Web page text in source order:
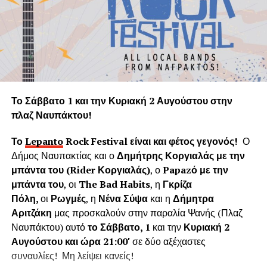
Ναυπάκτου καταστρέφεται με την αλόγιστη κοπή δεκάδων
υγιών δένδρων τη στιγμή που ακόμα και ένα θεωρείται
πολύτιμο και είναι αναντικατάστατη μονάδα του φυσικού
πνεύμονα της Γης.
Η «Εφορεία Αρχαιοτήτων Αιτωλοακαρνανίας και
Λευκάδας» υποστηρίζει ψευδώς ότι τα δέντρα που
κόπηκαν δημιουργούσαν προβλήματα στο τείχος του
ενετικού κάστρου. Όμως τα δέντρα του κάστρου
προέρχονται από τις δεντροφυτεύσεις που έγιναν
νομίμως από το 1914 έως το 1939 (έγκριση από το
Υπουργείο Εσωτερικών και κατόπιν από το Υπουργείο
Γεωργίας υπό την γραμματεία του Ιωάννη Μπρικόλα) και
βρίσκονται σε απόσταση ασφαλείας από τα τείχη.
Συνεπώς πολλά από τα δέντρα έχουν ηλικία άνω των 100
ετών χωρίς να έχει αναφερθεί κάποιο πρόβλημα στη
στατικότητα των τειχών που να οφείλεται στην πλήρη
ανάπτυξη του ριζικού συστήματος. Το Δασαρχείο
Το Σάββατο 1 και την Κυριακή 2 Αυγούστου στην
πλαζ Ναυπάκτου!
ΤοLepantoRockFestivalείναι και φέτος γεγονός! Ο
Δήμος Ναυπακτίας και οΔημήτρης Κοργιαλάς με την
μπάντα του (RiderΚοργιαλάς), οPapazό με την
μπάντα του, οι The Bad Habits, η Γκρίζα
Πόλη,οι Ρωγμές, η Νένα Σύψακαι η Δήμητρα
Αριτζάκη μας προσκαλούν στην παραλία Ψανής (Πλαζ
Ναυπάκτου) αυτότο Σάββατο, 1 και τηνΚυριακή 2
Αυγούστου και ώρα 21:00′σε δύο αξέχαστες
συναυλίες! Μη λείψει κανείς!